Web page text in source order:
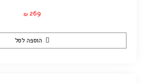
₪ 269
הוספה לסל